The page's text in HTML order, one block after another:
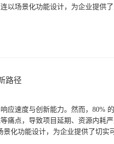
以场景化功能设计，为企业提供
路径
应速度与创新能力。然而，80%
痛点，导致项目延期、资源内耗严
化功能设计，为企业提供了切实